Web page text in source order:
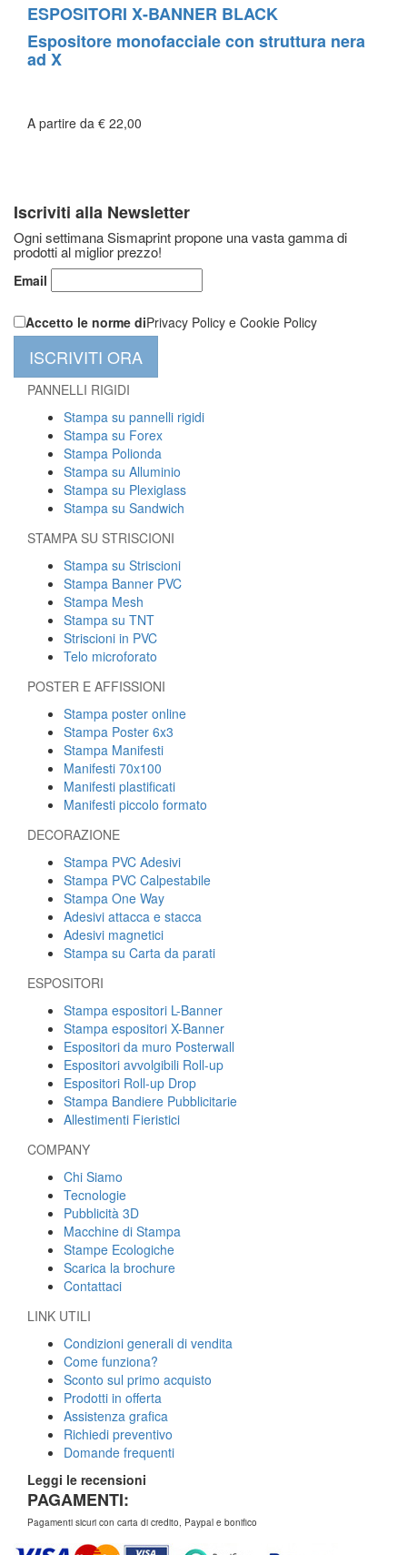
ESPOSITORI X-BANNER BLACK
Espositore monofacciale con struttura nera
ad X
A partire da € 22,00
Iscriviti alla Newsletter
Ogni settimana Sismaprint propone una vasta gamma di
prodotti al miglior prezzo!
Email
Accetto le norme diPrivacy Policy e Cookie Policy
ISCRIVITI ORA
PANNELLI RIGIDI
Stampa su pannelli rigidi
Stampa su Forex
Stampa Polionda
Stampa su Alluminio
Stampa su Plexiglass
Stampa su Sandwich
STAMPA SU STRISCIONI
Stampa su Striscioni
Stampa Banner PVC
Stampa Mesh
Stampa su TNT
Striscioni in PVC
Telo microforato
POSTER E AFFISSIONI
Stampa poster online
Stampa Poster 6x3
Stampa Manifesti
Manifesti 70x100
Manifesti plastificati
Manifesti piccolo formato
DECORAZIONE
Stampa PVC Adesivi
Stampa PVC Calpestabile
Stampa One Way
Adesivi attacca e stacca
Adesivi magnetici
Stampa su Carta da parati
ESPOSITORI
Stampa espositori L-Banner
Stampa espositori X-Banner
Espositori da muro Posterwall
Espositori avvolgibili Roll-up
Espositori Roll-up Drop
Stampa Bandiere Pubblicitarie
Allestimenti Fieristici
COMPANY
Chi Siamo
Tecnologie
Pubblicità 3D
Macchine di Stampa
Stampe Ecologiche
Scarica la brochure
Contattaci
LINK UTILI
Condizioni generali di vendita
Come funziona?
Sconto sul primo acquisto
Prodotti in offerta
Assistenza grafica
Richiedi preventivo
Domande frequenti
Leggi le recensioni
PAGAMENTI:
Pagamenti sicuri con carta di credito, Paypal e bonifico